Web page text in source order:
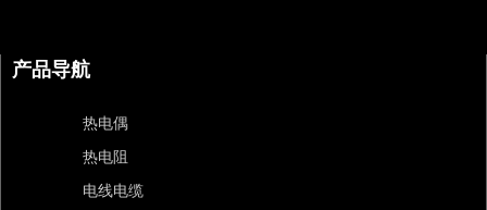
热电偶
热电阻
电线电缆
产品导航